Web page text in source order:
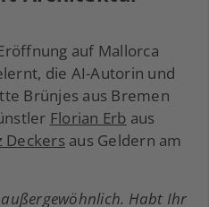
auf Mallorca
die AI-Autorin und
Brünjes aus Bremen
Florian Erb aus
Deckersaus Geldern am
Habt Ihr